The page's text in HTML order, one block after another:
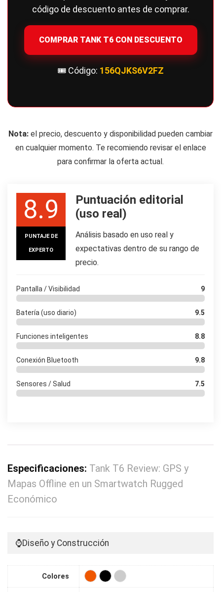
código de descuento antes de comprar.
COMPRAR TANK T6 CON DESCUENTO
🎟️ Código: 156QJKS6V2FZ
Nota: el precio, descuento y disponibilidad pueden cambiar
en cualquier momento. Te recomiendo revisar el enlace
para confirmar la oferta actual.
8.9
PUNTAJE DE
EXPERTO
Puntuación editorial
(uso real)
Análisis basado en uso real y
expectativas dentro de su rango de
precio.
Pantalla / Visibilidad 9
Batería (uso diario) 9.5
Funciones inteligentes 8.8
Conexión Bluetooth 9.8
Sensores / Salud 7.5
Especificaciones: Tank T6 Review: GPS y
Mapas Offline en un Smartwatch Rugged
Económico
⌚Diseño y Construcción
Colores